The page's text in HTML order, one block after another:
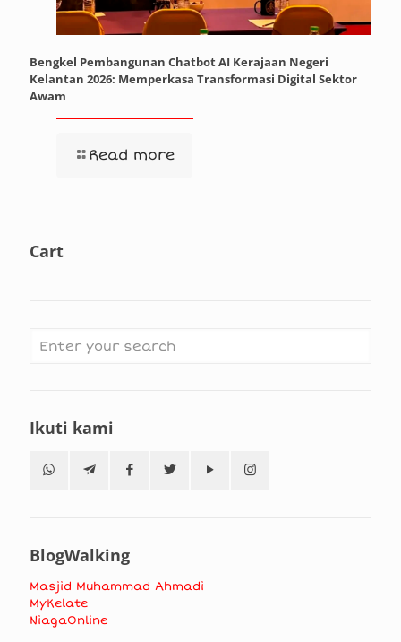
Bengkel Pembangunan Chatbot AI Kerajaan Negeri
Kelantan 2026: Memperkasa Transformasi Digital Sektor
Awam
Read more
Cart
Ikuti kami
BlogWalking
Masjid Muhammad Ahmadi
MyKelate
NiagaOnline